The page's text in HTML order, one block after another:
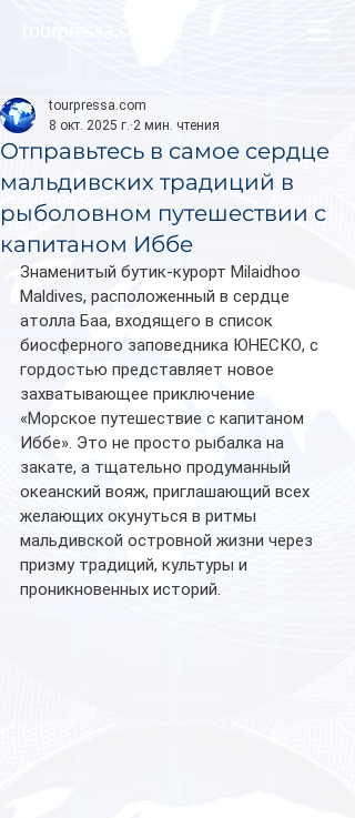
Отправьтесь в самое сердце
мальдивских традиций в
рыболовном путешествии с
капитаном Иббе
tourpressa.com
8 окт. 2025 г. 2 мин. чтения
Знаменитый бутик-курорт Milaidhoo
Maldives, расположенный в сердце
атолла Баа, входящего в список
биосферного заповедника ЮНЕСКО, с
гордостью представляет новое
захватывающее приключение
«Морское путешествие с капитаном
Иббе». Это не просто рыбалка на
закате, а тщательно продуманный
океанский вояж, приглашающий всех
желающих окунуться в ритмы
мальдивской островной жизни через
призму традиций, культуры и
проникновенных историй.